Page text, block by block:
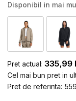
Disponibil in mai
Pret actual: 335,99
Cel mai bun pret in
Pret de referinta: